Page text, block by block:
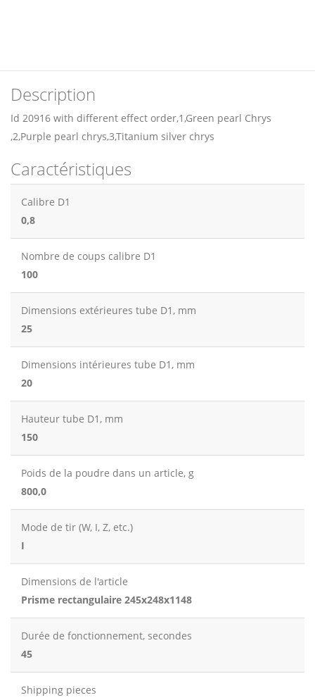
Description
Id 20916 with different effect order,1,Green pearl Chrys
,2,Purple pearl chrys,3,Titanium silver chrys
Caractéristiques
Calibre D1
0,8
Nombre de coups calibre D1
100
Dimensions extérieures tube D1, mm
25
Dimensions intérieures tube D1, mm
20
Hauteur tube D1, mm
150
Poids de la poudre dans un article, g
800,0
Mode de tir (W, I, Z, etc.)
I
Dimensions de l'article
Prisme rectangulaire 245x248x1148
Durée de fonctionnement, secondes
45
Shipping pieces